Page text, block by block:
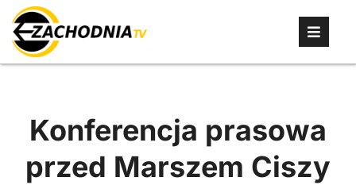
Konferencja prasowa
przed Marszem Ciszy